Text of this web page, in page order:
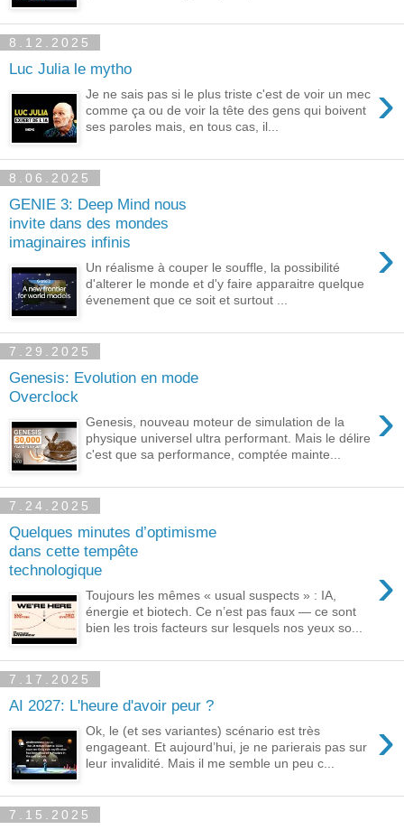
8.12.2025
Luc Julia le mytho
›
Je ne sais pas si le plus triste c'est de voir un mec
comme ça ou de voir la tête des gens qui boivent
ses paroles mais, en tous cas, il...
8.06.2025
GENIE 3: Deep Mind nous
invite dans des mondes
imaginaires infinis
›
Un réalisme à couper le souffle, la possibilité
d'alterer le monde et d'y faire apparaitre quelque
évenement que ce soit et surtout ...
7.29.2025
Genesis: Evolution en mode
Overclock
›
Genesis, nouveau moteur de simulation de la
physique universel ultra performant. Mais le délire
c'est que sa performance, comptée mainte...
7.24.2025
Quelques minutes d’optimisme
dans cette tempête
technologique
›
Toujours les mêmes « usual suspects » : IA,
énergie et biotech. Ce n’est pas faux — ce sont
bien les trois facteurs sur lesquels nos yeux so...
7.17.2025
AI 2027: L'heure d'avoir peur ?
›
Ok, le (et ses variantes) scénario est très
engageant. Et aujourd’hui, je ne parierais pas sur
leur invalidité. Mais il me semble un peu c...
7.15.2025